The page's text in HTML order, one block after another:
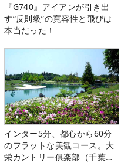
『G740』アイアンが引き出
す“反則級”の寛容性と飛びは
本当だった！
インター5分、都心から60分
のフラットな美観コース。大
栄カントリー俱楽部（千葉